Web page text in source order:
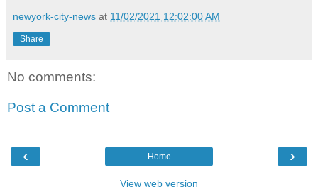
newyork-city-news at 11/02/2021 12:02:00 AM
Share
No comments:
Post a Comment
‹ ›
Home
View web version